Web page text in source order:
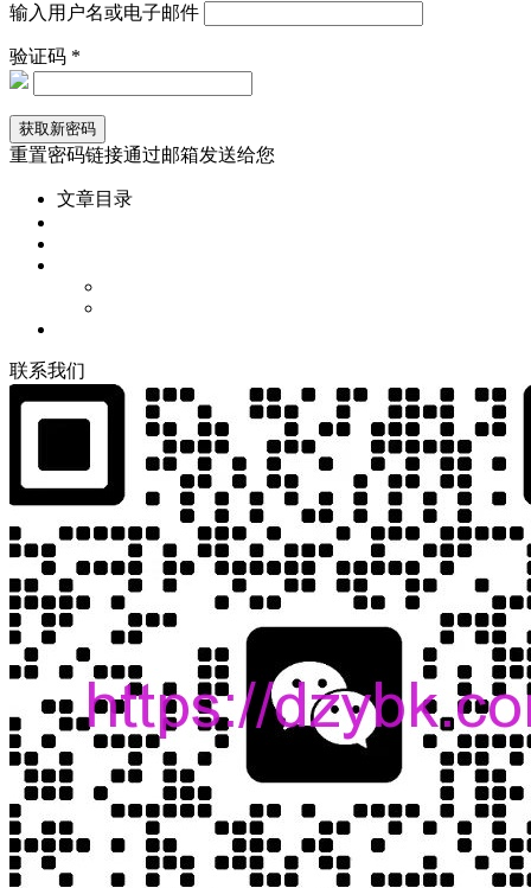
输入用户名或电子邮件
验证码 *
重置密码链接通过邮箱发送给您
文章目录
联系我们